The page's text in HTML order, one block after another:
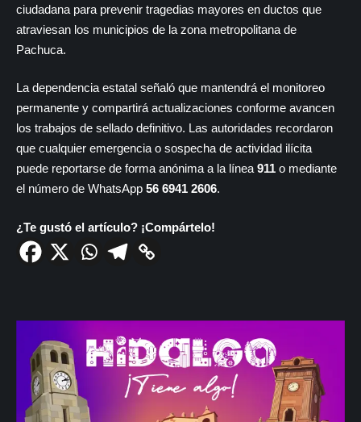
ciudadana para prevenir tragedias mayores en ductos que
atraviesan los municipios de la zona metropolitana de
Pachuca.
La dependencia estatal señaló que mantendrá el monitoreo
permanente y compartirá actualizaciones conforme avancen
los trabajos de sellado definitivo. Las autoridades recordaron
que cualquier emergencia o sospecha de actividad ilícita
puede reportarse de forma anónima a la línea 911 o mediante
el número de WhatsApp 56 6941 2606.
¿Te gustó el artículo? ¡Compártelo!